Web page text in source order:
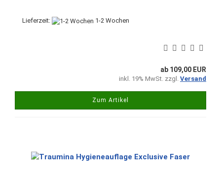
Lieferzeit: 1-2 Wochen
ab 109,00 EUR
inkl. 19% MwSt. zzgl. Versand
Zum Artikel